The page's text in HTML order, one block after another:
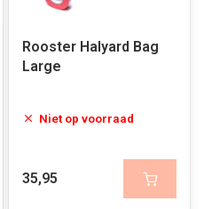
Rooster Halyard Bag
Large
Niet op voorraad
35,95